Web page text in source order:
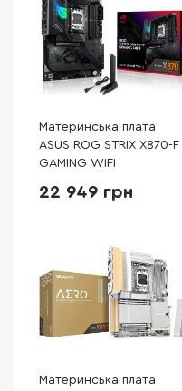
Материнська плата
ASUS ROG STRIX X870-F
GAMING WIFI
22 949 грн
Материнська плата